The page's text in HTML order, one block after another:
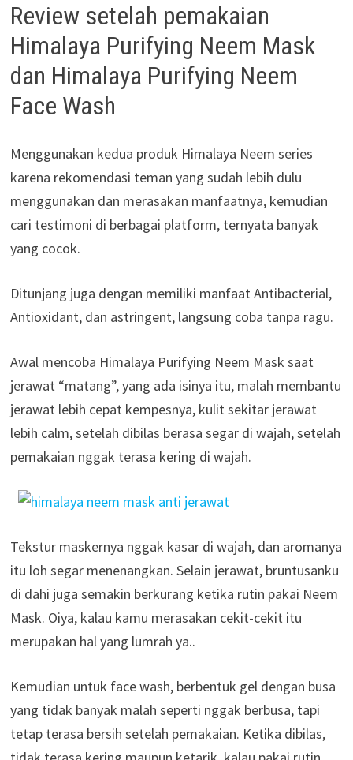
Review setelah pemakaian
Himalaya Purifying Neem Mask
dan Himalaya Purifying Neem
Face Wash
Menggunakan kedua produk Himalaya Neem series
karena rekomendasi teman yang sudah lebih dulu
menggunakan dan merasakan manfaatnya, kemudian
cari testimoni di berbagai platform, ternyata banyak
yang cocok.
Ditunjang juga dengan memiliki manfaat Antibacterial,
Antioxidant, dan astringent, langsung coba tanpa ragu.
Awal mencoba Himalaya Purifying Neem Mask saat
jerawat “matang”, yang ada isinya itu, malah membantu
jerawat lebih cepat kempesnya, kulit sekitar jerawat
lebih calm, setelah dibilas berasa segar di wajah, setelah
pemakaian nggak terasa kering di wajah.
Tekstur maskernya nggak kasar di wajah, dan aromanya
itu loh segar menenangkan. Selain jerawat, bruntusanku
di dahi juga semakin berkurang ketika rutin pakai Neem
Mask. Oiya, kalau kamu merasakan cekit-cekit itu
merupakan hal yang lumrah ya..
Kemudian untuk face wash, berbentuk gel dengan busa
yang tidak banyak malah seperti nggak berbusa, tapi
tetap terasa bersih setelah pemakaian. Ketika dibilas,